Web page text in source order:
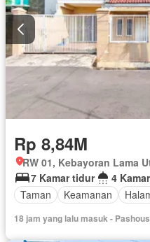
Rp 8,84M
7 Kamar tidur
4
Taman
Keamanan
18 jam yang lalu masuk -